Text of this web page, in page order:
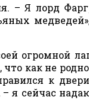
– Я лорд
огромной
как не
к
– я сейчас